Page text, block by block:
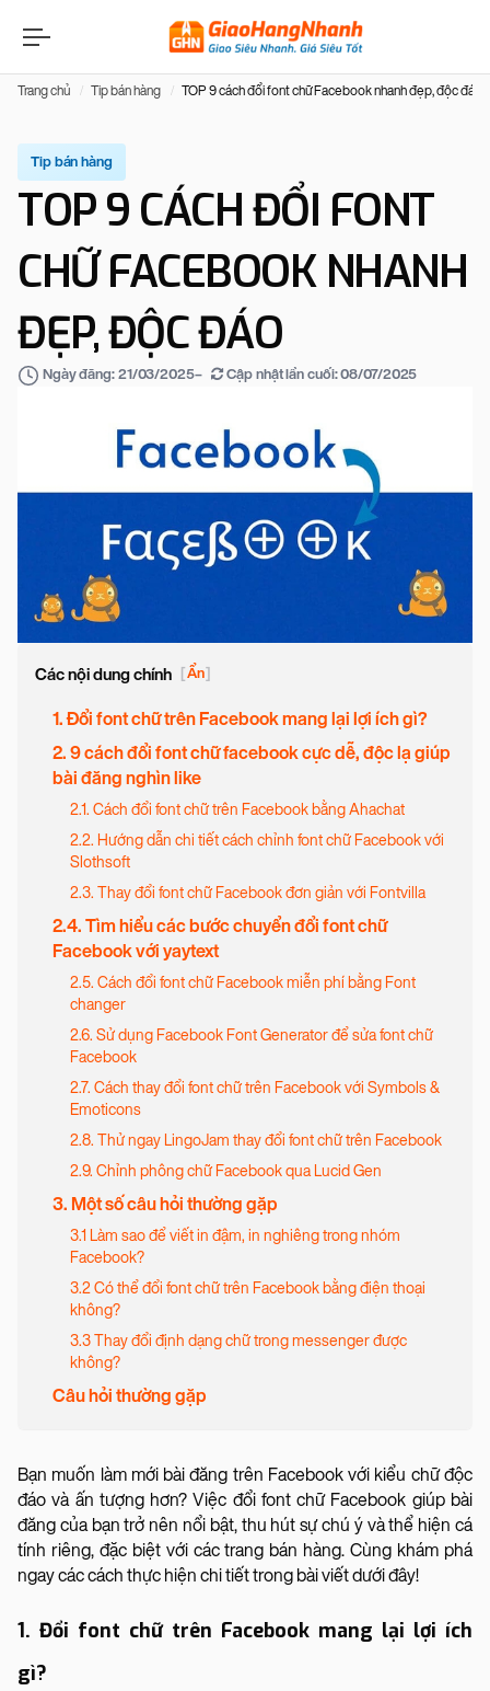
Trang chủ Tip bán hàng TOP 9 cách đổi font chữ Facebook nhanh đẹp, độc đáo
Tip bán hàng
TOP 9 CÁCH ĐỔI FONT
CHỮ FACEBOOK NHANH
ĐẸP, ĐỘC ĐÁO
Ngày đăng: 21/03/2025– Cập nhật lần cuối:08/07/2025
Các nội dung chính [Ẩn]
1. Đổi font chữ trên Facebook mang lại lợi ích gì?
2. 9 cách đổi font chữ facebook cực dễ, độc lạ giúp
bài đăng nghìn like
2.1. Cách đổi font chữ trên Facebook bằng Ahachat
2.2. Hướng dẫn chi tiết cách chỉnh font chữ Facebook với
Slothsoft
2.3. Thay đổi font chữ Facebook đơn giản với Fontvilla
2.4. Tìm hiểu các bước chuyển đổi font chữ
Facebook với yaytext
2.5. Cách đổi font chữ Facebook miễn phí bằng Font
changer
2.6. Sử dụng Facebook Font Generator để sửa font chữ
Facebook
2.7. Cách thay đổi font chữ trên Facebook với Symbols &
Emoticons
2.8. Thử ngay LingoJam thay đổi font chữ trên Facebook
2.9. Chỉnh phông chữ Facebook qua Lucid Gen
3. Một số câu hỏi thường gặp
3.1 Làm sao để viết in đậm, in nghiêng trong nhóm
Facebook?
3.2 Có thể đổi font chữ trên Facebook bằng điện thoại
không?
3.3 Thay đổi định dạng chữ trong messenger được
không?
Câu hỏi thường gặp
Bạn muốn làm mới bài đăng trên Facebook với kiểu chữ độc
đáo và ấn tượng hơn? Việc đổi font chữ Facebook giúp bài
đăng của bạn trở nên nổi bật, thu hút sự chú ý và thể hiện cá
tính riêng, đặc biệt với các trang bán hàng. Cùng khám phá
ngay các cách thực hiện chi tiết trong bài viết dưới đây!
1. Đổi font chữ trên Facebook mang lại lợi ích
gì?